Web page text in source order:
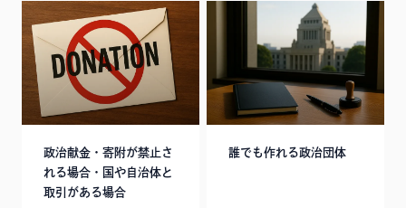
政治献金・寄附が禁止さ
れる場合・国や自治体と
取引がある場合
誰でも作れる政治団体